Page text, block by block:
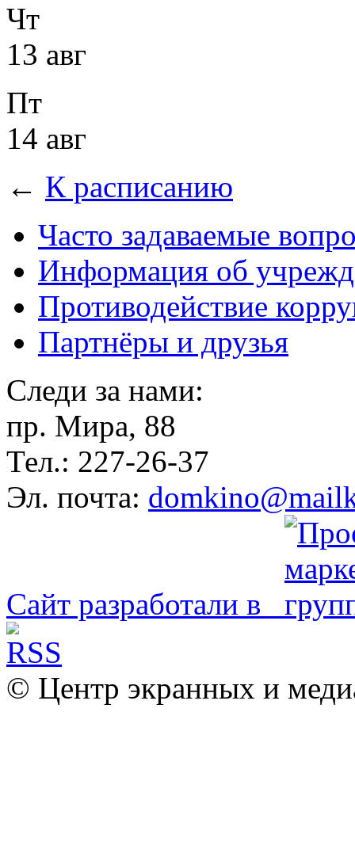
Чт
13 авг
Пт
14 авг
← К расписанию
Часто задаваемые
Информация об
Противодействие
Партнёры и друзья
Следи за нами:
пр. Мира, 88
Тел.: 227-26-37
Эл. почта:
Сайт разработали в
© Центр экранных и